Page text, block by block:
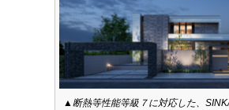
▲断熱等性能等級７に対応した、